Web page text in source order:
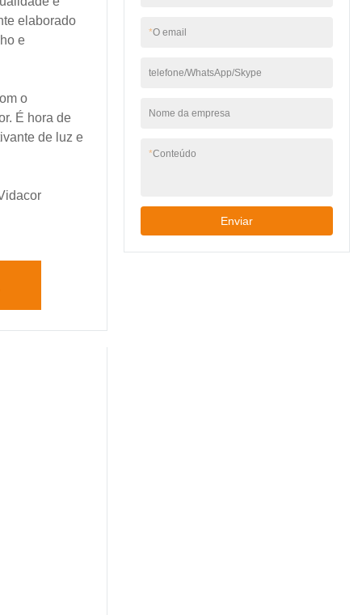
elaborado
e
o
É hora de
de luz e
*O email
telefone/WhatsApp/Skype
Nome da empresa
*Conteúdo
Enviar